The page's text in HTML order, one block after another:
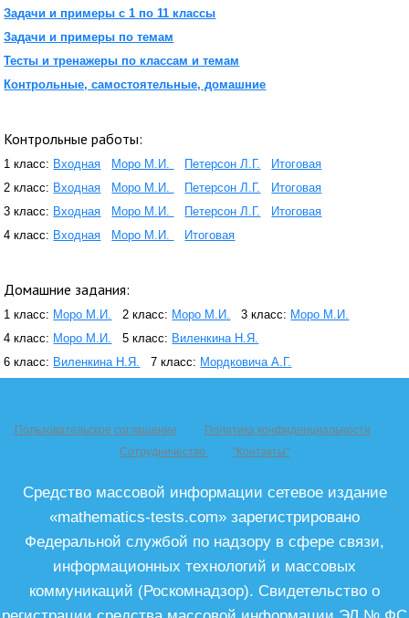
Задачи и примеры с 1 по 11 классы
Задачи и примеры по темам
Тесты и тренажеры по классам и темам
Контрольные, самостоятельные, домашние
Контрольные работы:
1 класс: Входная Моро М.И. Петерсон Л.Г.
Итоговая
2 класс: Входная Моро М.И. Петерсон Л.Г.
Итоговая
3 класс: Входная Моро М.И. Петерсон Л.Г.
Итоговая
4 класс: Входная Моро М.И. Итоговая
Домашние задания:
1 класс: Моро М.И. 2 класс: Моро М.И. 3 класс: Моро М.И.
4 класс: Моро М.И. 5 класс: Виленкина Н.Я.
6 класс: Виленкина Н.Я. 7 класс: Мордковича А.Г.
Пользовательское соглашение
Политика конфиденциальности
Сотрудничество
"Контакты"
Средство массовой информации сетевое издание
«mathematics-tests.com» зарегистрировано
Федеральной службой по надзору в сфере связи,
информационных технологий и массовых
коммуникаций (Роскомнадзор). Свидетельство о